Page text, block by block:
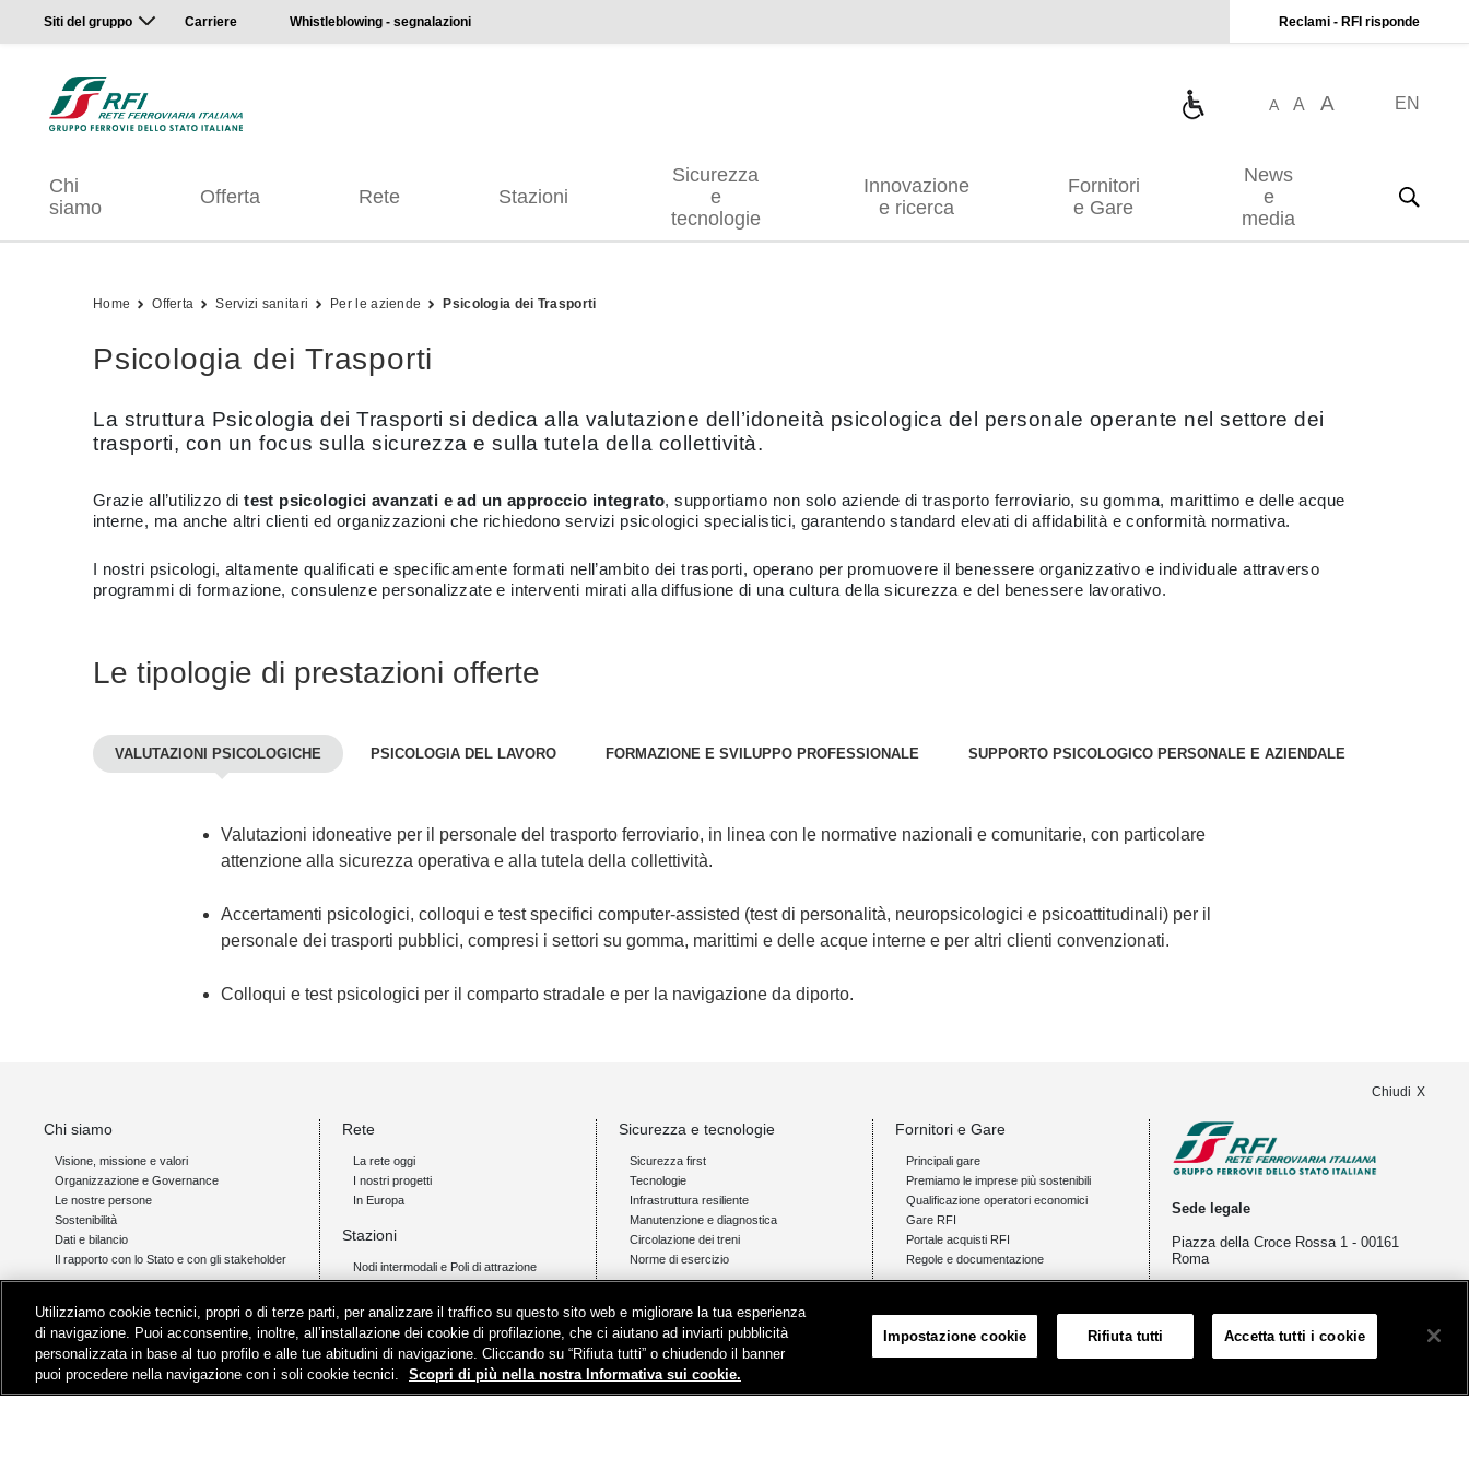
Siti del gruppo Carriere Whistleblowing - segnalazioni Reclami - RFI risponde
A A A EN
Chi
siamo
Offerta Rete Stazioni
Sicurezza
e
tecnologie
Innovazione
e ricerca
Fornitori
e Gare
News
e
media
Home Offerta Servizi sanitari Per le aziende Psicologia dei Trasporti
Psicologia dei Trasporti
La struttura Psicologia dei Trasporti si dedica alla valutazione dell’idoneità psicologica del personale operante nel settore dei
trasporti, con un focus sulla sicurezza e sulla tutela della collettività.
Grazie all’utilizzo ditest psicologici avanzati e ad un approccio integrato, supportiamo non solo aziende di trasporto ferroviario, su gomma, marittimo e delle acque
interne, ma anche altri clienti ed organizzazioni che richiedono servizi psicologici specialistici, garantendo standard elevati di affidabilità e conformità normativa.
I nostri psicologi, altamente qualificati e specificamente formati nell’ambito dei trasporti, operano per promuovere il benessere organizzativo e individuale attraverso
programmi di formazione, consulenze personalizzate e interventi mirati alla diffusione di una cultura della sicurezza e del benessere lavorativo.
Le tipologie di prestazioni offerte
VALUTAZIONI PSICOLOGICHE PSICOLOGIA DEL LAVORO FORMAZIONE E SVILUPPO PROFESSIONALE SUPPORTO PSICOLOGICO PERSONALE E AZIENDALE
Valutazioni idoneative per il personale del trasporto ferroviario, in linea con le normative nazionali e comunitarie, con particolare
attenzione alla sicurezza operativa e alla tutela della collettività.
Accertamenti psicologici, colloqui e test specifici computer-assisted (test di personalità, neuropsicologici e psicoattitudinali) per il
personale dei trasporti pubblici, compresi i settori su gomma, marittimi e delle acque interne e per altri clienti convenzionati.
Colloqui e test psicologici per il comparto stradale e per la navigazione da diporto.
Chiudi
Chi siamo
Visione, missione e valori
Organizzazione e Governance
Le nostre persone
Sostenibilità
Dati e bilancio
Il rapporto con lo Stato e con gli stakeholder
Accesso alla rete
Servizi sanitari
Ambienti di test e sperimentazione
Immobili e advertising
Rete
La rete oggi
I nostri progetti
In Europa
Stazioni
Nodi intermodali e Poli di attrazione
Accessibilità
Servizi di qualità
Spazi per...
Sicurezza e tecnologie
Sicurezza first
Tecnologie
Infrastruttura resiliente
Manutenzione e diagnostica
Circolazione dei treni
Norme di esercizio
Il nostro approccio
Progetti
Fornitori e Gare
Principali gare
Premiamo le imprese più sostenibili
Qualificazione operatori economici
Gare RFI
Portale acquisti RFI
Regole e documentazione
Novità on line
Sede legale
Piazza della Croce Rossa 1 - 00161
Roma
Utilizziamo cookie tecnici, propri o di terze parti, per analizzare il traffico su questo sito web e migliorare la tua esperienza
di navigazione. Puoi acconsentire, inoltre, all’installazione dei cookie di profilazione, che ci aiutano ad inviarti pubblicità
personalizzata in base al tuo profilo e alle tue abitudini di navigazione. Cliccando su “Rifiuta tutti” o chiudendo il banner
puoi procedere nella navigazione con i soli cookie tecnici.
Scopri di più nella nostra Informativa sui cookie.
Impostazione cookie Rifiuta tutti Accetta tutti i cookie